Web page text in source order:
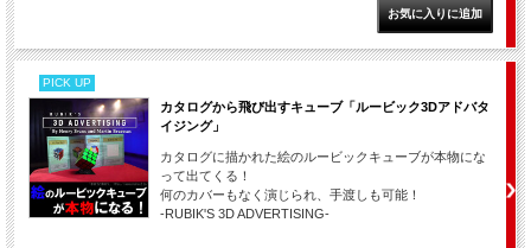
PICK UP
カタログから飛び出すキューブ「ルービック3Dアドバタ
イジング」
カタログに描かれた絵のルービックキューブが本物にな
って出てくる！
何のカバーもなく演じられ、手渡しも可能！
-RUBIK'S 3D ADVERTISING-